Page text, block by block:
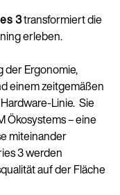
3transformiert die
erleben.
der Ergonomie,
einem zeitgemäßen
Linie. Sie
Ökosystems – eine
miteinander
3 werden
auf der Fläche